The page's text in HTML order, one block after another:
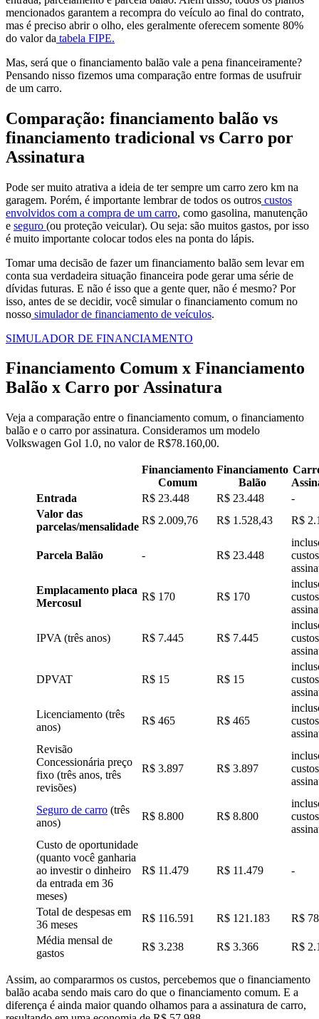
mencionados garantem a recompra do veículo ao final do contrato,
mas é preciso abrir o olho, eles geralmente oferecem somente 80%
do valor da tabela FIPE.
Mas, será que o financiamento balão vale a pena financeiramente?
Pensando nisso fizemos uma comparação entre formas de usufruir
de um carro.
Comparação: financiamento balão vs
financiamento tradicional vs Carro por
Assinatura
Pode ser muito atrativa a ideia de ter sempre um carro zero km na
garagem. Porém, é importante lembrar de todos os outros custos
envolvidos com a compra de um carro, como gasolina, manutenção
e seguro (ou proteção veicular). Ou seja: são muitos gastos, por isso
é muito importante colocar todos eles na ponta do lápis.
Tomar uma decisão de fazer um financiamento balão sem levar em
conta sua verdadeira situação financeira pode gerar uma série de
dívidas futuras. E não é isso que a gente quer, não é mesmo? Por
isso, antes de se decidir, você simular o financiamento comum no
nosso simulador de financiamento de veículos.
SIMULADOR DE FINANCIAMENTO
Financiamento Comum x Financiamento
Balão x Carro por Assinatura
Veja a comparação entre o financiamento comum, o financiamento
balão e o carro por assinatura. Consideramos um modelo
Volkswagen Gol 1.0, no valor de R$78.160,00.
Financiamento
Comum
Financiamento
Balão
Entrada
R$ 23.448 R$ 23.448
-
Valor das
parcelas/mensalidade
R$ 2.009,76 R$ 1.528,43 R$
Parcela Balão - R$ 23.448
Emplacamento placa
Mercosul
R$ 170 R$ 170
IPVA (três anos) R$ 7.445 R$ 7.445
DPVAT R$ 15 R$ 15
Licenciamento (três
anos)
R$ 465 R$ 465
Revisão
Concessionária preço
fixo (três anos, três
revisões)
R$ 3.897 R$ 3.897
Seguro de carro (três
anos)
R$ 8.800 R$ 8.800
Custo de oportunidade
(quanto você ganharia
ao investir o dinheiro
da entrada em 36
meses)
R$ 11.479 R$ 11.479 -
Total de despesas em
36 meses
R$ 116.591 R$ 121.183
R$
Média mensal de
gastos
R$ 3.238 R$ 3.366 R$
Assim, ao compararmos os custos, percebemos que o financiamento
balão acaba sendo mais caro do que o financiamento comum. E a
diferença é ainda maior quando olhamos para a assinatura de carro,